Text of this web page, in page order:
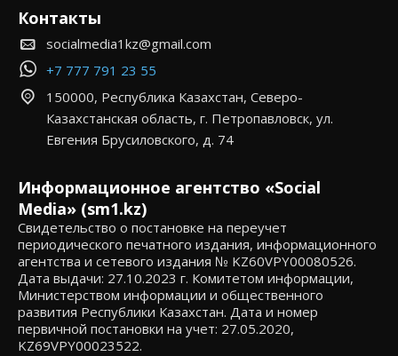
Контакты
socialmedia1kz@gmail.com
+7 777 791 23 55
150000, Республика Казахстан, Северо-
Казахстанская область, г. Петропавловск, ул.
Евгения Брусиловского, д. 74
Информационное агентство «Social
Media» (sm1.kz)
Свидетельство о постановке на переучет
периодического печатного издания, информационного
агентства и сетевого издания № KZ60VPY00080526.
Дата выдачи: 27.10.2023 г. Комитетом информации,
Министерством информации и общественного
развития Республики Казахстан. Дата и номер
первичной постановки на учет: 27.05.2020,
KZ69VPY00023522.